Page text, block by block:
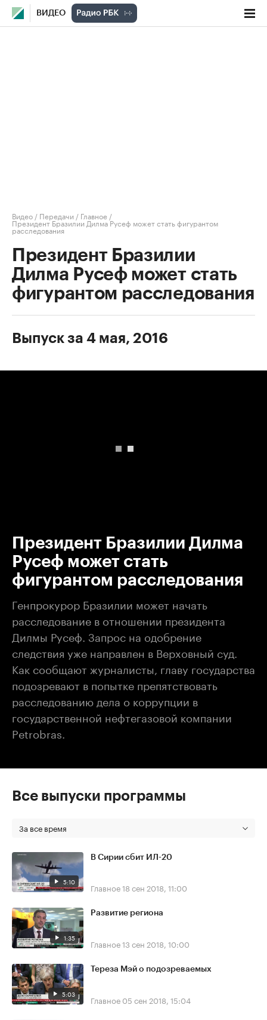
ВИДЕО
Видео / Передачи / Главное /
Президент Бразилии Дилма Русеф может стать фигурантом
расследования
Президент Бразилии
Дилма Русеф может стать
фигурантом расследования
Выпуск за 4 мая, 2016
Президент Бразилии Дилма
Русеф может стать
фигурантом расследования
Генпрокурор Бразилии может начать
расследование в отношении президента
Дилмы Русеф. Запрос на одобрение
следствия уже направлен в Верховный суд.
Как сообщают журналисты, главу государства
подозревают в попытке препятствовать
расследованию дела о коррупции в
государственной нефтегазовой компании
Petrobras.
Все выпуски программы
За все время
5:10
В Сирии сбит ИЛ-20
Главное18 сен 2018, 11:00
1:35
Развитие региона
Главное13 сен 2018, 10:00
5:03
Тереза Мэй о подозреваемых
Главное 05 сен 2018, 15:04